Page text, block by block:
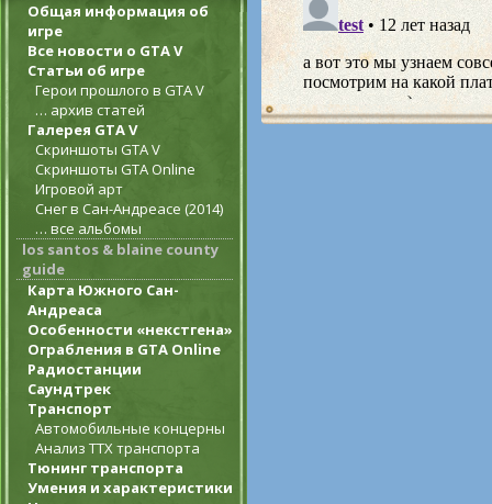
Общая информация об
игре
Все новости о GTA V
Статьи об игре
Герои прошлого в GTA V
… архив статей
Галерея GTA V
Скриншоты GTA V
Скриншоты GTA Online
Игровой арт
Снег в Сан-Андреасе (2014)
… все альбомы
los santos & blaine county
guide
Карта Южного Сан-
Андреаса
Особенности «некстгена»
Ограбления в GTA Online
Радиостанции
Саундтрек
Транспорт
Автомобильные концерны
Анализ ТТХ транспорта
Тюнинг транспорта
Умения и характеристики